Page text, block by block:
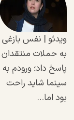
ویدئو | نفس بازغی
به حملات منتقدان
پاسخ داد؛ ورودم به
سینما شاید راحت
بود اما...